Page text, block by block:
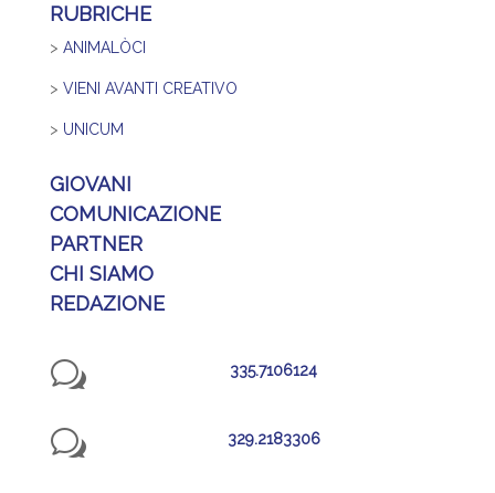
RUBRICHE
> ANIMALÒCI
> VIENI AVANTI CREATIVO
> UNICUM
GIOVANI
COMUNICAZIONE
PARTNER
CHI SIAMO
REDAZIONE
w 335.7106124
w 329.2183306